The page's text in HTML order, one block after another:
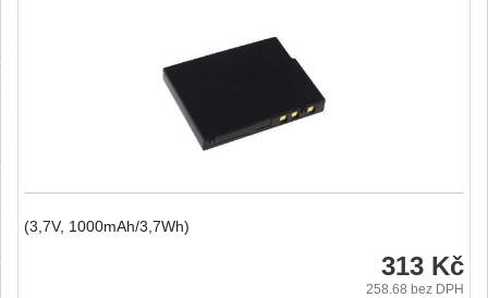
(3,7V, 1000mAh/3,7Wh)
313 Kč
258.68 bez DPH